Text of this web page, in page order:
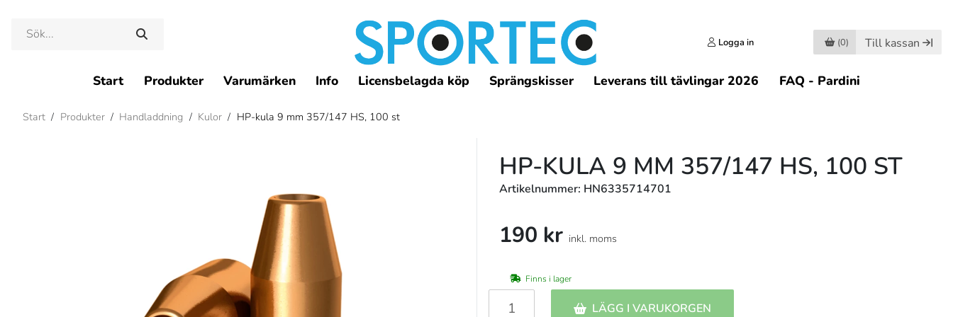
Logga in (0) Till kassan
Start Produkter Varumärken Info Licensbelagda köp Sprängskisser Leverans till tävlingar 2026 FAQ - Pardini
Start / Produkter / Handladdning / Kulor / HP-kula 9 mm 357/147 HS, 100 st
HP-KULA 9 MM 357/147 HS, 100 ST
Artikelnummer: HN6335714701
190 kr inkl. moms
Finns i lager
LÄGG I VARUKORGEN